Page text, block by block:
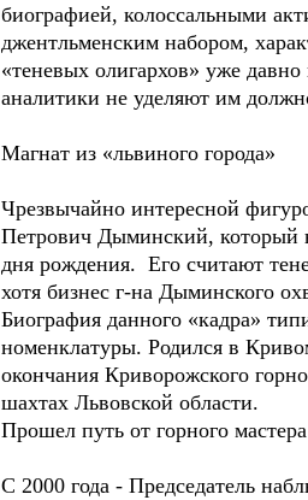
биографией, колоссальными
джентльменским набором,
«теневых олигархов» уже
аналитики не уделяют им
Магнат из «львиного города»
Чрезвычайно интересной
Петрович Дыминский, который
дня рождения. Его считают
хотя бизнес г-на Дыминского
Биография данного «кадра»
номенклатуры. Родился в
окончания Криворожского
шахтах Львовской области.
Прошел путь от горного
С 2000 года - Председатель